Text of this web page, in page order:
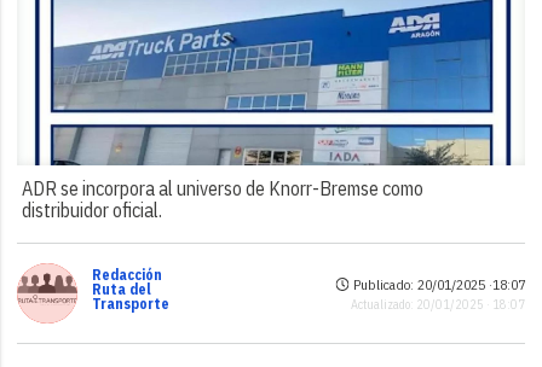
ADR se incorpora al universo de Knorr-Bremse como
distribuidor oficial.
Redacción
Ruta del
Transporte
Publicado: 20/01/2025 ·18:07
Actualizado: 20/01/2025 · 18:07